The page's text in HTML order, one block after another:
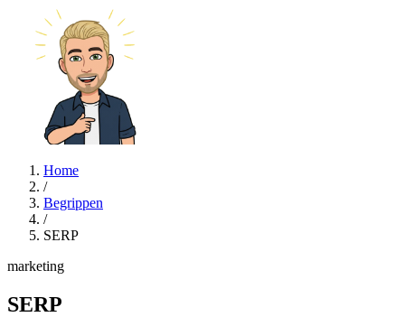
Home
/
Begrippen
/
SERP
marketing
SERP